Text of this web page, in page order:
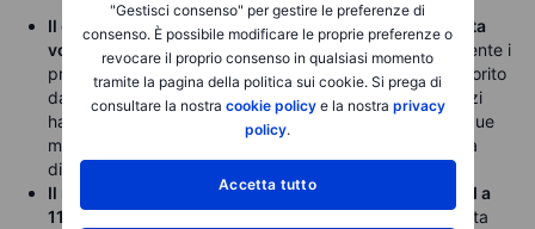
"Gestisci consenso" per gestire le preferenze di
consenso. È possibile modificare le proprie preferenze o
revocare il proprio consenso in qualsiasi momento
tramite la pagina della politica sui cookie. Si prega di
consultare la nostra cookie policye la nostra privacy
policy.
Accetta tutto
Il gas naturale USA è entrato nella sua stagione ad alta
volatilità
, dove le previsioni meteo influenzano fortemente i
prezzi. Dopo un picco a tre anni all’inizio del mese, favorito
da freddo intenso e record di esportazioni LNG, i prezzi
hanno subito la maggiore flessione settimanale da cinque
mesi per l’arrivo previsto di temperature più miti a metà
dicembre.
Il rame LME ha brevemente segnato un nuovo record a
11.771 USD/tonnellatalunedì, prima di ritracciare in vista